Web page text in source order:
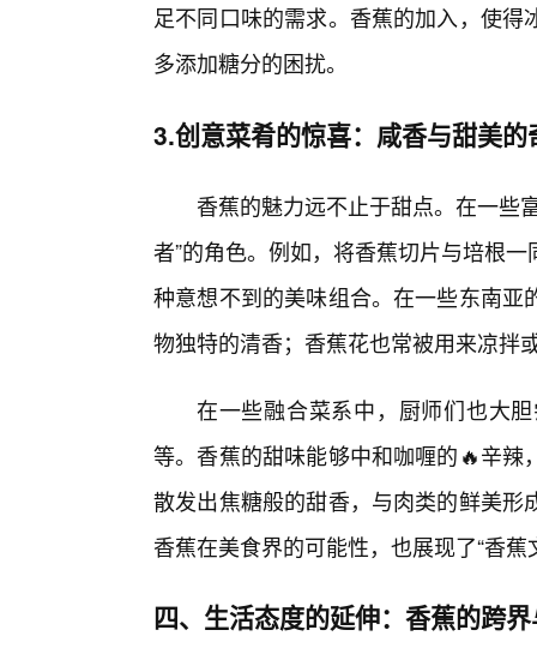
足不同口味的需求。香蕉的加入，使
多添加糖分的困扰。
3.创意菜肴的惊喜：咸香与甜美的
香蕉的魅力远不止于甜点。在一些
者”的角色。例如，将香蕉切片与培根
种意想不到的美味组合。在一些东南
物独特的清香；香蕉花也常被用来凉拌
在一些融合菜系中，厨师们也大
等。香蕉的甜味能够中和咖喱的🔥辛
散发出焦糖般的甜香，与肉类的鲜美
香蕉在美食界的可能性，也展现了“香蕉
四、生活态度的延伸：香蕉的跨